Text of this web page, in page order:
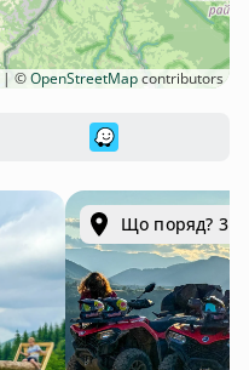
| ©OpenStreetMapcontributors
Що поряд? 3.7